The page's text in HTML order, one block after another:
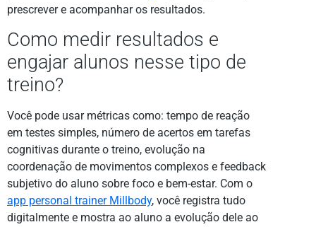
prescrever e acompanhar os resultados.
Como medir resultados e
engajar alunos nesse tipo de
treino?
Você pode usar métricas como: tempo de reação
em testes simples, número de acertos em tarefas
cognitivas durante o treino, evolução na
coordenação de movimentos complexos e feedback
subjetivo do aluno sobre foco e bem-estar. Com o
app personal trainer Millbody, você registra tudo
digitalmente e mostra ao aluno a evolução dele ao